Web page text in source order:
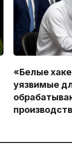
«Белые
уязвимые